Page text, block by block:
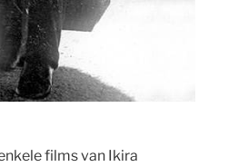
films van Ikira